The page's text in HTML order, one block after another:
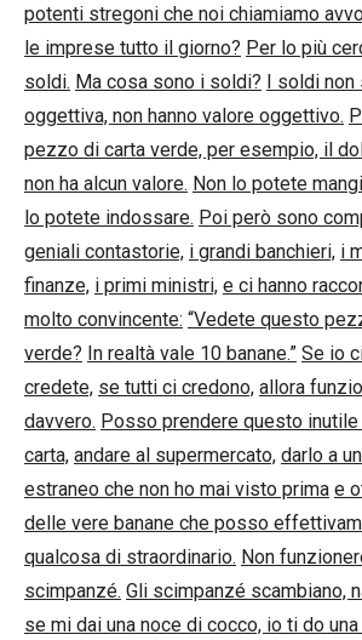
potenti stregoni che noi chiamiamo
le imprese tutto il giorno? Per lo più
soldi. Ma cosa sono i soldi? I soldi non
oggettiva, non hanno valore oggettivo.
pezzo di carta verde, per esempio, il
non ha alcun valore. Non lo potete
lo potete indossare. Poi però sono
geniali contastorie, i grandi banchieri, i
finanze, i primi ministri, e ci hanno
molto convincente: “Vedete questo
verde? In realtà vale 10 banane.” Se io
credete, se tutti ci credono, allora
davvero. Posso prendere questo
carta, andare al supermercato, darlo a
estraneo che non ho mai visto prima e
delle vere banane che posso
qualcosa di straordinario. Non
scimpanzé. Gli scimpanzé scambiano,
se mi dai una noce di cocco, io ti do una